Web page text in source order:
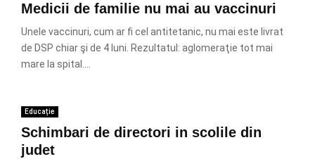
Medicii de familie nu mai au vaccinuri
Unele vaccinuri, cum ar fi cel antitetanic, nu mai este livrat
de DSP chiar şi de 4 luni. Rezultatul: aglomeraţie tot mai
mare la spital....
Educație
Schimbari de directori in scolile din
judet